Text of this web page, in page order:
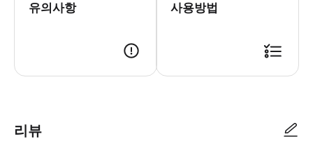
유의사항 사용방법
리뷰